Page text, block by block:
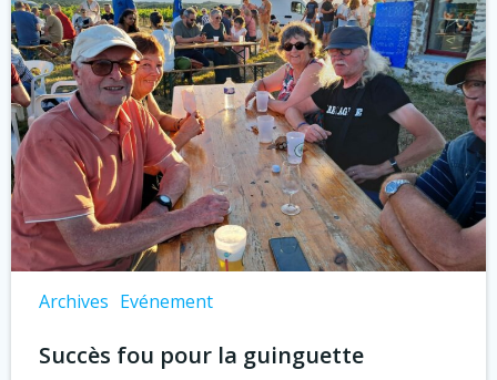
Archives Evénement
Succès fou pour la guinguette